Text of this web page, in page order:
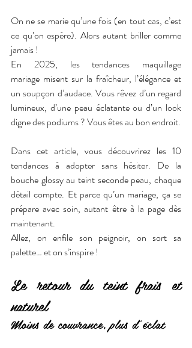
On ne se marie qu’une fois (en tout cas, c’est
ce qu’on espère). Alors autant briller comme
jamais !
En 2025, les tendances maquillage
mariage misent sur la fraîcheur, l’élégance et
un soupçon d’audace. Vous rêvez d’un regard
lumineux, d’une peau éclatante ou d’un look
digne des podiums ? Vous êtes au bon endroit.
Dans cet article, vous découvrirez les 10
tendances à adopter sans hésiter. De la
bouche glossy au teint seconde peau, chaque
détail compte. Et parce qu’un mariage, ça se
prépare avec soin, autant être à la page dès
maintenant.
Allez, on enfile son peignoir, on sort sa
palette… et on s’inspire !
Le retour du teint frais et
naturel
Moins de couvrance, plus d’éclat